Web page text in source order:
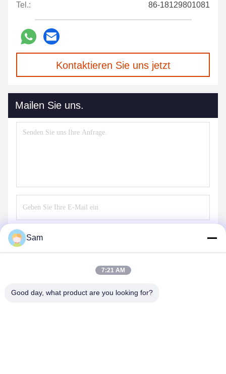
Tel.: 86-18129801081
Kontaktieren Sie uns jetzt
Mailen Sie uns.
Sam
7:21 AM
Good day, what product are you looking for?